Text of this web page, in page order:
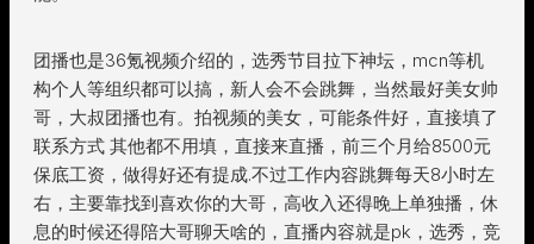
团播也是36氪视频介绍的，选秀节目拉下神坛，mcn等机
构个人等组织都可以搞，新人会不会跳舞，当然最好美女帅
哥，大叔团播也有。拍视频的美女，可能条件好，直接填了
联系方式 其他都不用填，直接来直播，前三个月给8500元
保底工资，做得好还有提成.不过工作内容跳舞每天8小时左
右，主要靠找到喜欢你的大哥，高收入还得晚上单独播，休
息的时候还得陪大哥聊天啥的，直播内容就是pk，选秀，竞